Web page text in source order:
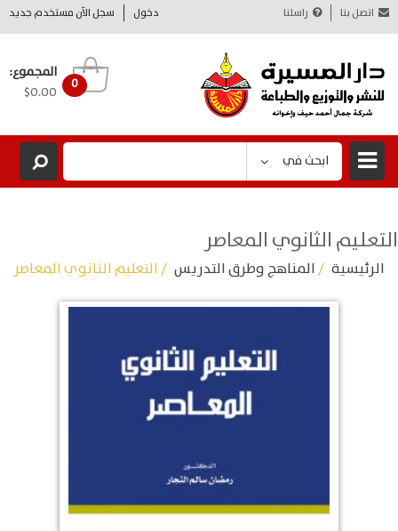
دخول سجل الآن مستخدم جديد اتصل بنا راسلنا
0
المجموع:
$0.00
ابحث في
التعليم الثانوي المعاصر
الرئيسية /المناهج وطرق التدريس / التعليم الثانوي المعاصر